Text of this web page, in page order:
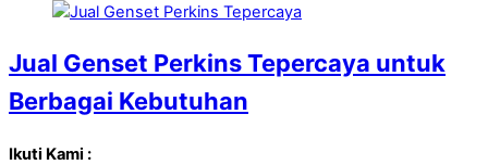
Jual Genset Perkins Tepercaya untuk
Berbagai Kebutuhan
Ikuti Kami :